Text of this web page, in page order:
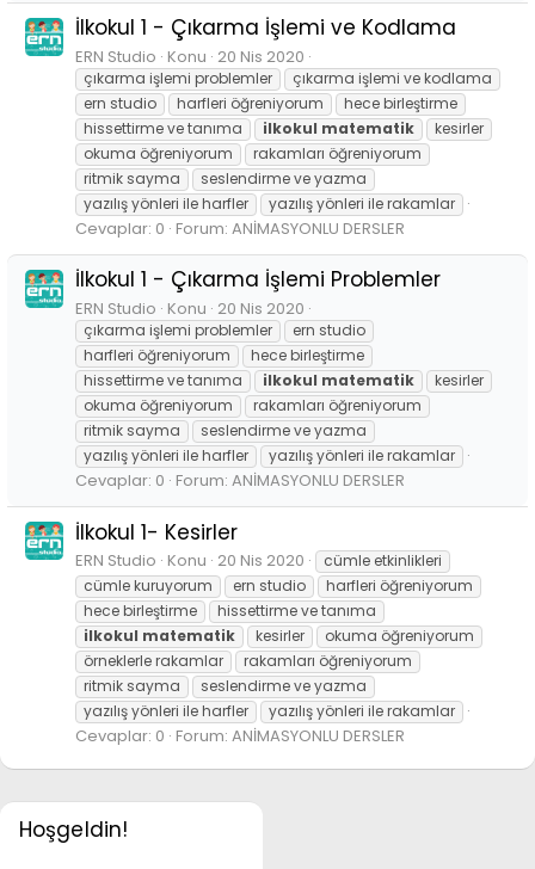
İlkokul 1 - Çıkarma İşlemi ve Kodlama
ERN Studio Konu 20 Nis 2020
çıkarma işlemi problemler
çıkarma işlemi ve kodlama
ern studio
harfleri öğreniyorum
hece birleştirme
hissettirme ve tanıma
ilkokul matematik
kesirler
okuma öğreniyorum
rakamları öğreniyorum
ritmik sayma
seslendirme ve yazma
yazılış yönleri ile harfler
yazılış yönleri ile rakamlar
Cevaplar: 0 Forum: ANİMASYONLU DERSLER
İlkokul 1 - Çıkarma İşlemi Problemler
ERN Studio Konu 20 Nis 2020
çıkarma işlemi problemler
ern studio
harfleri öğreniyorum
hece birleştirme
hissettirme ve tanıma
ilkokul matematik
kesirler
okuma öğreniyorum
rakamları öğreniyorum
ritmik sayma
seslendirme ve yazma
yazılış yönleri ile harfler
yazılış yönleri ile rakamlar
Cevaplar: 0 Forum: ANİMASYONLU DERSLER
İlkokul 1- Kesirler
ERN Studio Konu 20 Nis 2020
cümle etkinlikleri
cümle kuruyorum
ern studio
harfleri öğreniyorum
hece birleştirme
hissettirme ve tanıma
ilkokul matematik kesirler
okuma öğreniyorum
örneklerle rakamlar
rakamları öğreniyorum
ritmik sayma
seslendirme ve yazma
yazılış yönleri ile harfler
yazılış yönleri ile rakamlar
Cevaplar: 0 Forum: ANİMASYONLU DERSLER
Hoşgeldin!